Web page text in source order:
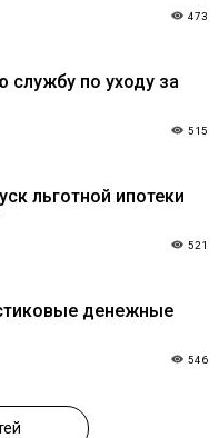
473
службу по уходу за
515
льготной ипотеки
521
денежные
546